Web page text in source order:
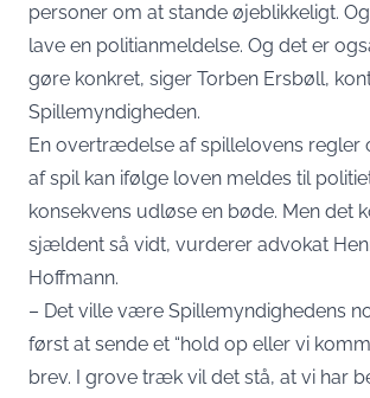
personer om at stande øjeblikkeligt.
lave en politianmeldelse. Og det er
gøre konkret, siger Torben Ersbøll,
Spillemyndigheden.
En overtrædelse af spillelovens regler
af spil kan ifølge loven meldes til
konsekvens udløse en bøde. Men det
sjældent så vidt, vurderer advokat
Hoffmann.
– Det ville være Spillemyndighedens
først at sende et “hold op eller vi
brev. I grove træk vil det stå, at vi har